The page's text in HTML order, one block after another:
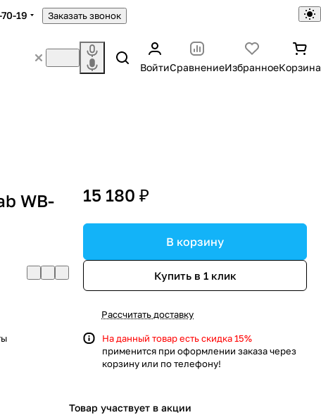
19 Заказать звонок
ВойтиСравнениеИзбранноеКорзина
WB-
15 180 ₽
В корзину
Купить в 1 клик
Рассчитать доставку
На данный товар есть скидка 15%
применится при оформлении заказа через
корзину или по телефону!
Товар участвует в акции